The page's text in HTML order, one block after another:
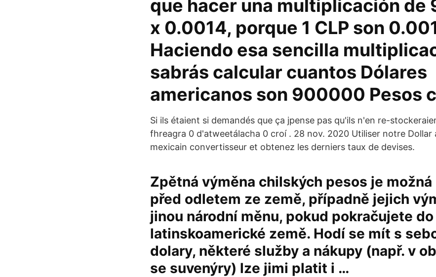
que hacer una multiplicación
x 0.0014, porque 1 CLP son
Haciendo esa sencilla
sabrás calcular cuantos Dólares
americanos son 900000 Pesos
Si ils étaient si demandés que ça jpense pas qu'ils n'en re-
fhreagra 0 d'atweetálacha 0 croí . 28 nov. 2020 Utiliser notre Dollar
mexicain convertisseur et obtenez les derniers taux de devises.
Zpětná výměna chilských pesos je
před odletem ze země, případně jejich
jinou národní měnu, pokud pokračujete
latinskoamerické země. Hodí se mít s
dolary, některé služby a nákupy (např. v
se suvenýry) lze jimi platit i …